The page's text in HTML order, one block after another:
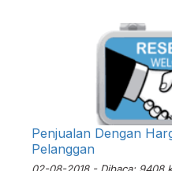
Penjualan Dengan
Pelanggan